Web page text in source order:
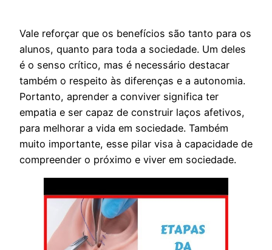
Vale reforçar que os benefícios são tanto para os
alunos, quanto para toda a sociedade. Um deles
é o senso crítico, mas é necessário destacar
também o respeito às diferenças e a autonomia.
Portanto, aprender a conviver significa ter
empatia e ser capaz de construir laços afetivos,
para melhorar a vida em sociedade. Também
muito importante, esse pilar visa à capacidade de
compreender o próximo e viver em sociedade.